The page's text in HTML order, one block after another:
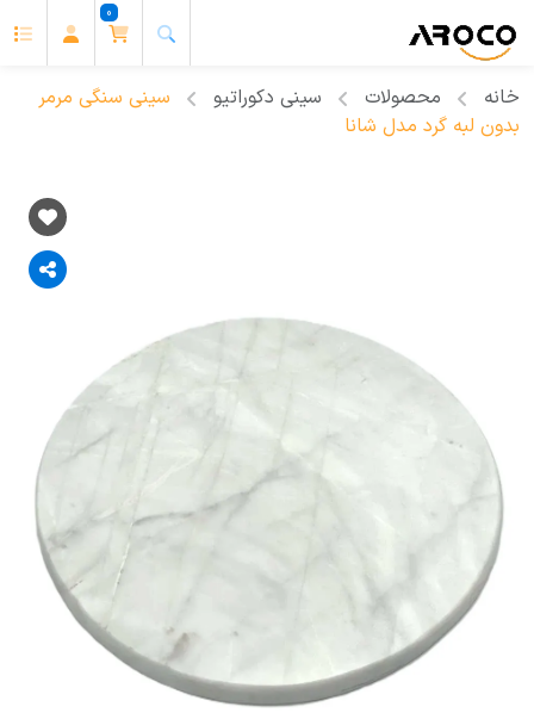
0
خانه محصولات سینی دکوراتیو
سینی سنگی مرمر
بدون لبه گرد مدل شانا